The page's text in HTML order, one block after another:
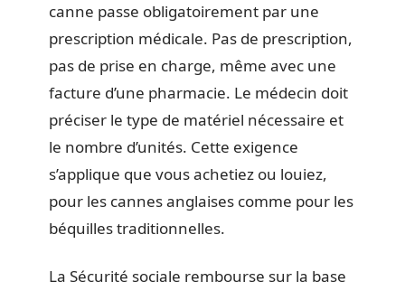
canne passe obligatoirement par une
prescription médicale. Pas de prescription,
pas de prise en charge, même avec une
facture d’une pharmacie. Le médecin doit
préciser le type de matériel nécessaire et
le nombre d’unités. Cette exigence
s’applique que vous achetiez ou louiez,
pour les cannes anglaises comme pour les
béquilles traditionnelles.
La Sécurité sociale rembourse sur la base